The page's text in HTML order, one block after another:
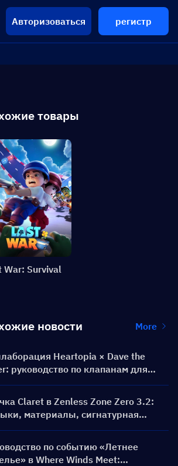
Авторизоваться регистр
товары
War: Survival
новости More
Heartopia × Dave the
руководство по клапанам для
и наградам
Claret в Zenless Zone Zero 3.2:
материалы, сигнатурная
и Ментальная картина
по событию «Летнее
в Where Winds Meet: